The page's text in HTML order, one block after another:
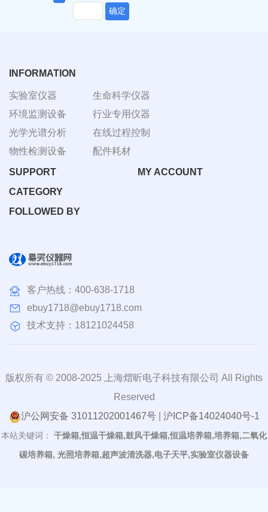
确定
INFORMATION
实验室仪器
环境监测设备
光学光谱分析
物性检测设备
生命科学仪器
行业专用仪器
在线过程控制
配件耗材
SUPPORT
MY ACCOUNT
CATEGORY
FOLLOWED BY
客户热线： 400-638-1718
ebuy1718@ebuy1718.com
技术支持：18121024458
版权所有 © 2008-2025 上海熠昕电子科技有限公司 All Rights
Reserved
沪公网安备 31011202001467号| 沪ICP备14024040号-1
本站关键词：
干燥箱,恒温干燥箱,鼓风干燥箱,恒温培养箱,培养箱,二氧化
碳培养箱, 光照培养箱,超声波清洗器,电子天平,实验室仪器设备